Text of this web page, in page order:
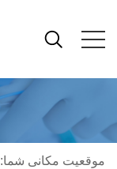
موقعیت مکانی شما: